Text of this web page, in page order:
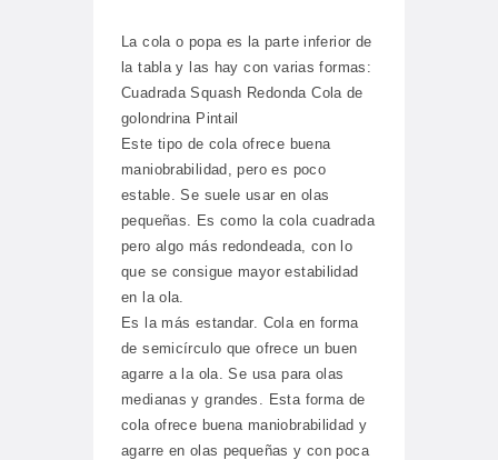
La cola o popa es la parte inferior de
la tabla y las hay con varias formas:
Cuadrada Squash Redonda Cola de
golondrina Pintail
Este tipo de cola ofrece buena
maniobrabilidad, pero es poco
estable. Se suele usar en olas
pequeñas. Es como la cola cuadrada
pero algo más redondeada, con lo
que se consigue mayor estabilidad
en la ola.
Es la más estandar. Cola en forma
de semicírculo que ofrece un buen
agarre a la ola. Se usa para olas
medianas y grandes. Esta forma de
cola ofrece buena maniobrabilidad y
agarre en olas pequeñas y con poca